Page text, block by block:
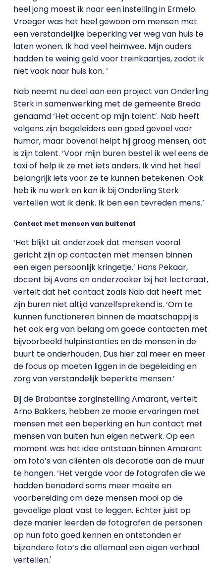
heel jong moest ik naar een instelling in Ermelo.
Vroeger was het heel gewoon om mensen met
een verstandelijke beperking ver weg van huis te
laten wonen. Ik had veel heimwee. Mijn ouders
hadden te weinig geld voor treinkaartjes, zodat ik
niet vaak naar huis kon. ’
Nab neemt nu deel aan een project van Onderling
Sterk in samenwerking met de gemeente Breda
genaamd ‘Het accent op mijn talent’. Nab heeft
volgens zijn begeleiders een goed gevoel voor
humor, maar bovenal helpt hij graag mensen, dat
is zijn talent. ‘Voor mijn buren bestel ik wel eens de
taxi of help ik ze met iets anders. Ik vind het heel
belangrijk iets voor ze te kunnen betekenen. Ook
heb ik nu werk en kan ik bij Onderling Sterk
vertellen wat ik denk. Ik ben een tevreden mens.’
Contact met mensen van buitenaf
‘Het blijkt uit onderzoek dat mensen vooral
gericht zijn op contacten met mensen binnen
een eigen persoonlijk kringetje.’ Hans Pekaar,
docent bij Avans en onderzoeker bij het lectoraat,
vertelt dat het contact zoals Nab dat heeft met
zijn buren niet altijd vanzelfsprekend is. ‘Om te
kunnen functioneren binnen de maatschappij is
het ook erg van belang om goede contacten met
bijvoorbeeld hulpinstanties en de mensen in de
buurt te onderhouden. Dus hier zal meer en meer
de focus op moeten liggen in de begeleiding en
zorg van verstandelijk beperkte mensen.’
Bij de Brabantse zorginstelling Amarant, vertelt
Arno Bakkers, hebben ze mooie ervaringen met
mensen met een beperking en hun contact met
mensen van buiten hun eigen netwerk. Op een
moment was het idee ontstaan binnen Amarant
om foto’s van cliënten als decoratie aan de muur
te hangen. ‘Het vergde voor de fotografen die we
hadden benaderd soms meer moeite en
voorbereiding om deze mensen mooi op de
gevoelige plaat vast te leggen. Echter juist op
deze manier leerden de fotografen de personen
op hun foto goed kennen en ontstonden er
bijzondere foto’s die allemaal een eigen verhaal
vertellen.'